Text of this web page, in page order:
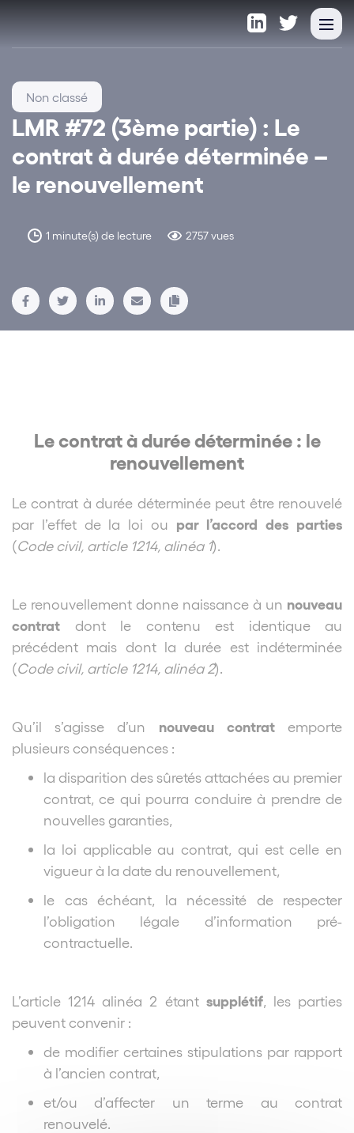
LMR #72 (3ème partie) : Le
contrat à durée déterminée –
le renouvellement
1 minute(s) de lecture 2757 vues
Non classé
Le contrat à durée déterminée : le
renouvellement
Le contrat à durée déterminée peut être renouvelé
par l’effet de la loi ou par l’accord des parties
(Code civil, article 1214, alinéa 1).
Le renouvellement donne naissance à un nouveau
contrat dont le contenu est identique au
précédent mais dont la durée est indéterminée
(Code civil, article 1214, alinéa 2).
Qu’il s’agisse d’un nouveau contratemporte
plusieurs conséquences :
la disparition des sûretés attachées au premier
contrat, ce qui pourra conduire à prendre de
nouvelles garanties,
la loi applicable au contrat, qui est celle en
vigueur à la date du renouvellement,
le cas échéant, la nécessité de respecter
l’obligation légale d’information pré-
contractuelle.
L’article 1214 alinéa 2 étant supplétif, les parties
peuvent convenir :
de modifier certaines stipulations par rapport
à l’ancien contrat,
et/ou d’affecter un terme au contrat
renouvelé.